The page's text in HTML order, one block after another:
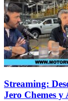
Streaming:
Jero Chemes y